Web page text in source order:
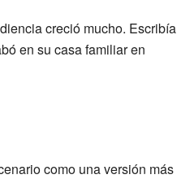
creció mucho. Escribía
en su casa familiar en
como una versión más